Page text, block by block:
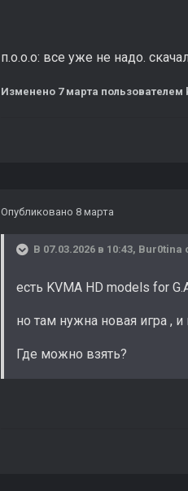
п.о.о.о: все уже не надо.
Изменено 7 марта
Опубликовано 8 марта
В 07.03.2026 в 10:43, Bur0tina
есть KVMA HD models for
но там нужна новая игра ,
Где можно взять?